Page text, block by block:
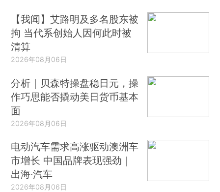
【我闻】艾路明及多名股东被
拘 当代系创始人因何此时被
清算
2026年08月06日
分析｜贝森特操盘稳日元，操
作巧思能否撬动美日货币基本
面
2026年08月06日
电动汽车需求高涨驱动澳洲车
市增长 中国品牌表现强劲｜
出海·汽车
2026年08月06日